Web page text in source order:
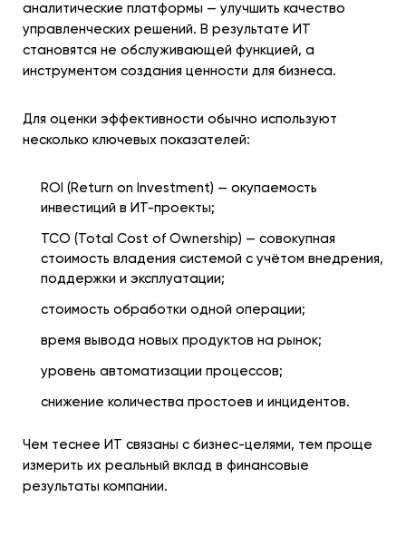
аналитические платформы — улучшить качество
управленческих решений. В результате ИТ
становятся не обслуживающей функцией, а
инструментом создания ценности для бизнеса.
Для оценки эффективности обычно используют
несколько ключевых показателей:
ROI (Return on Investment) — окупаемость
инвестиций в ИТ-проекты;
TCO (Total Cost of Ownership) — совокупная
стоимость владения системой с учётом внедрения,
поддержки и эксплуатации;
стоимость обработки одной операции;
время вывода новых продуктов на рынок;
уровень автоматизации процессов;
снижение количества простоев и инцидентов.
Чем теснее ИТ связаны с бизнес-целями, тем проще
измерить их реальный вклад в финансовые
результаты компании.